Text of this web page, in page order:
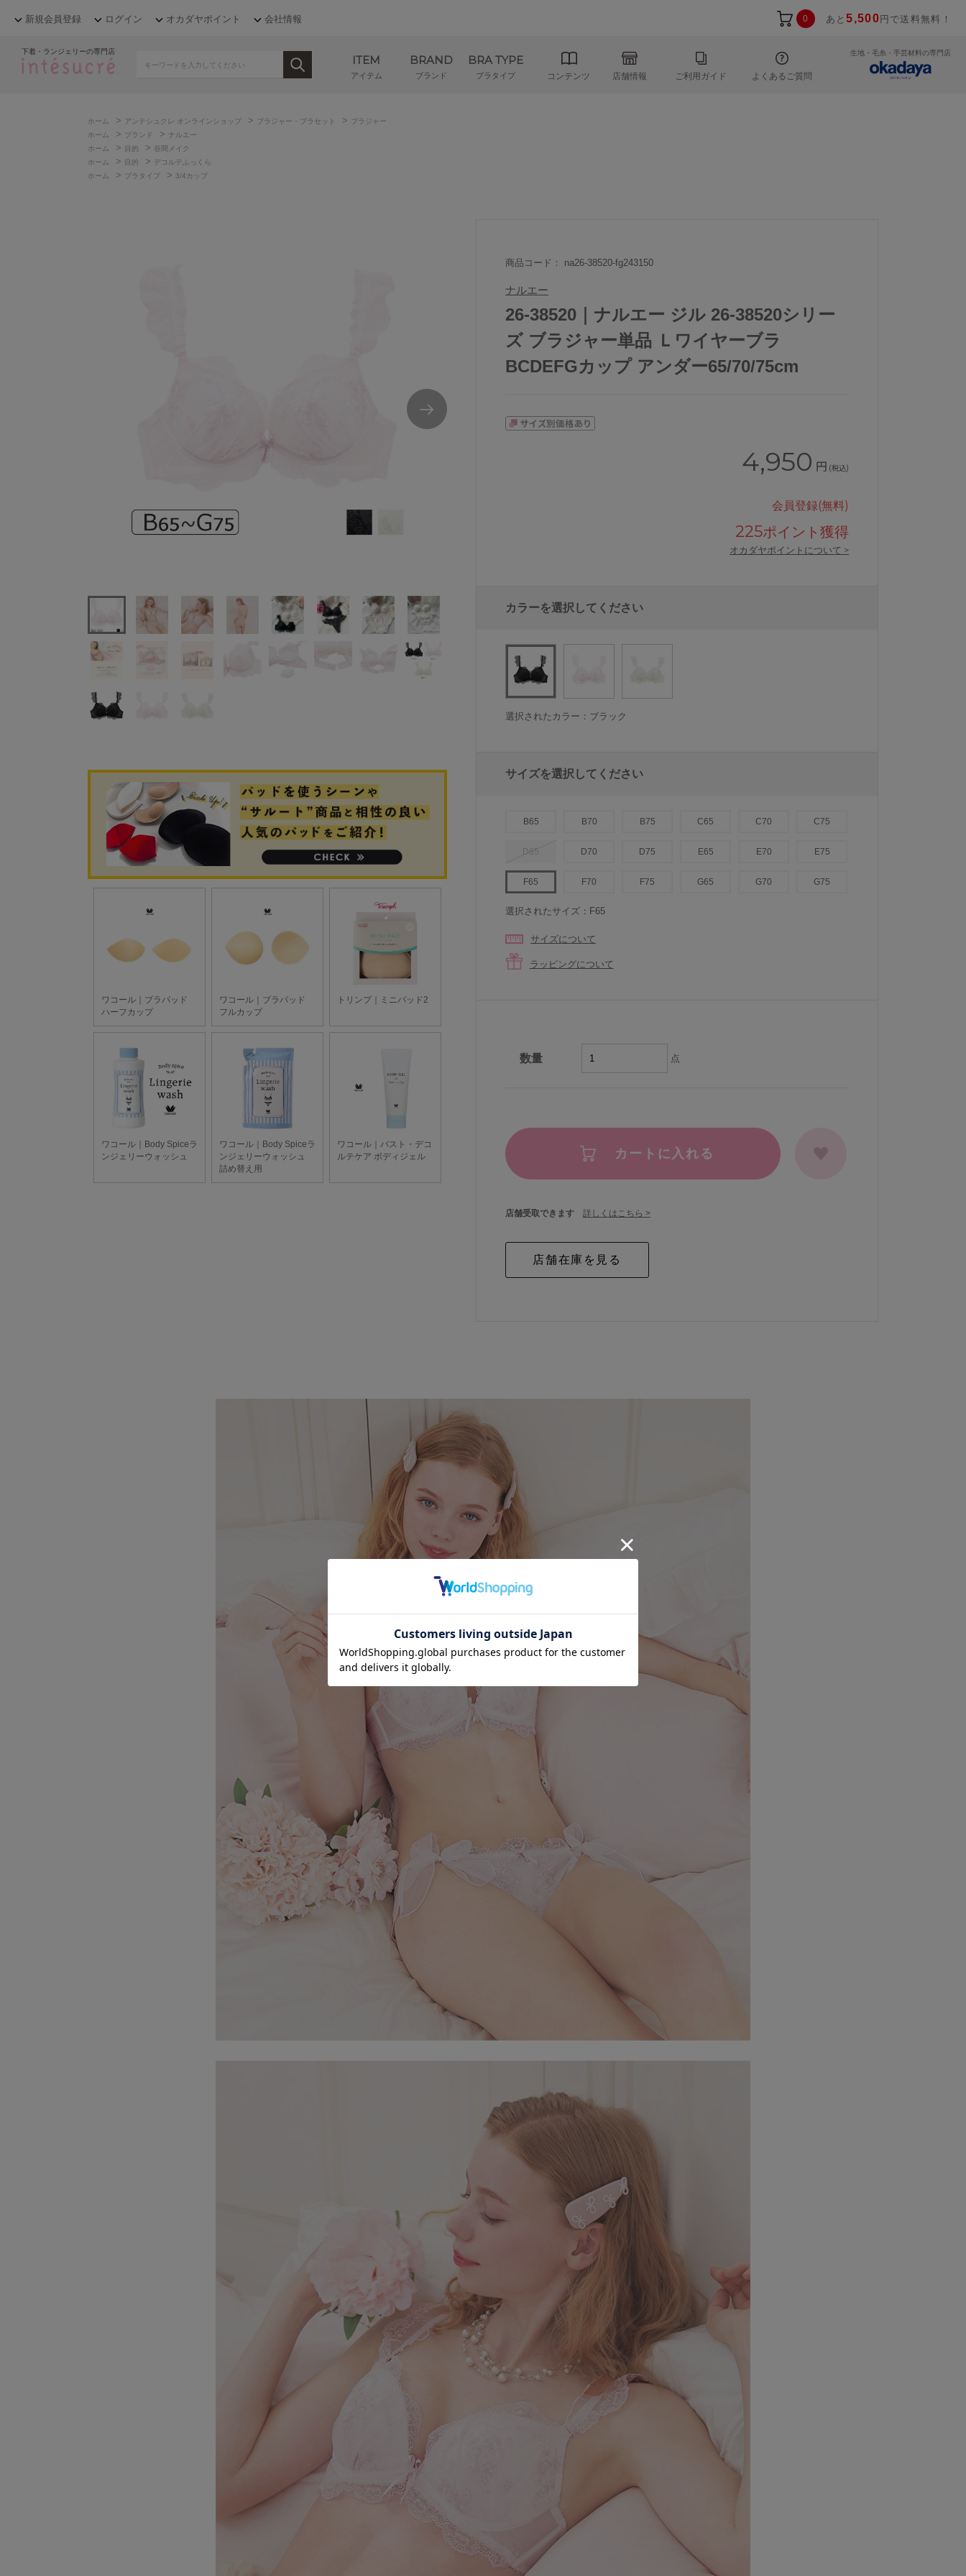
新規会員登録 ログイン オカダヤポイント 会社情報 0 あと5,500 円で送料無料！
下着・ランジェリーの専門店
ITEM
アイテム
BRAND
ブランド
BRA TYPE
ブラタイプ コンテンツ 店舗情報 ご利用ガイド よくあるご質問
生地・毛糸・手芸材料の専門店
ホーム > アンテシュクレ オンラインショップ > ブラジャー・ブラセット > ブラジャー
ホーム
> ブランド > ナルエー
ホーム
> 目的 > 谷間メイク
ホーム
> 目的 >
デコルテふっくら
ホーム
> ブラタイプ > 3/4カップ
商品コード： na26-38520-fg243150
ナルエー
26-38520｜ナルエー ジル 26-38520シリー
ズ ブラジャー単品 Ｌワイヤーブラ
BCDEFGカップ アンダー65/70/75cm
4,950 円 (税込)
会員登録(無料)
225ポイント獲得
オカダヤポイントについて >
カラーを選択してください
選択されたカラー：ブラック
サイズを選択してください
B65 B70 B75 C65 C70 C75
D65 D70 D75 E65 E70 E75
F65 F70 F75 G65 G70 G75
選択されたサイズ：F65
サイズについて
ラッピングについて
数量 点
カートに入れる
店舗受取できます 詳しくはこちら >